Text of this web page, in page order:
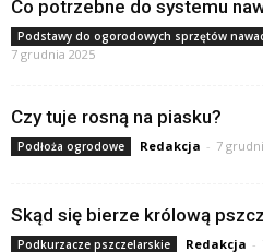
Co potrzebne do systemu
Podstawy do ogorodowych sprzętów
7 grudnia 2025
Czy tuje rosną na piasku?
Podłoża ogrodowe Redakcja - 7
Skąd się bierze królową
Podkurzacze pszczelarskie Redakcja -